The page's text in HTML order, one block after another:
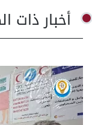
أخبار ذات